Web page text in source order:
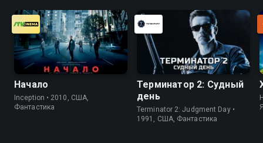
Начало
Inception • 2010, США,
Фантастика
Терминатор 2: Судный
день
Terminator 2: Judgment Day •
1991, США, Фантастика